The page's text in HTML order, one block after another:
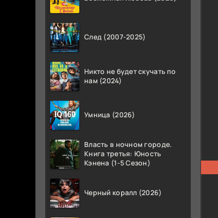
След (2007-2025)
Никто не будет скучать по
нам (2024)
Умница (2026)
Власть в ночном городе.
Книга третья: Юность
Кэнена (1-5 Сезон)
Черный коралл (2026)